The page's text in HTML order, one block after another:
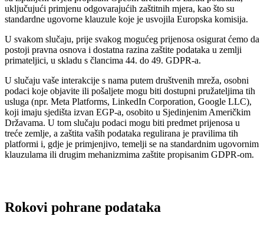
uključujući primjenu odgovarajućih zaštitnih mjera, kao što su
standardne ugovorne klauzule koje je usvojila Europska komisija.
U svakom slučaju, prije svakog mogućeg prijenosa osigurat ćemo da
postoji pravna osnova i dostatna razina zaštite podataka u zemlji
primateljici, u skladu s člancima 44. do 49. GDPR-a.
U slučaju vaše interakcije s nama putem društvenih mreža, osobni
podaci koje objavite ili pošaljete mogu biti dostupni pružateljima tih
usluga (npr. Meta Platforms, LinkedIn Corporation, Google LLC),
koji imaju sjedišta izvan EGP-a, osobito u Sjedinjenim Američkim
Državama. U tom slučaju podaci mogu biti predmet prijenosa u
treće zemlje, a zaštita vaših podataka regulirana je pravilima tih
platformi i, gdje je primjenjivo, temelji se na standardnim ugovornim
klauzulama ili drugim mehanizmima zaštite propisanim GDPR-om.
Rokovi pohrane podataka